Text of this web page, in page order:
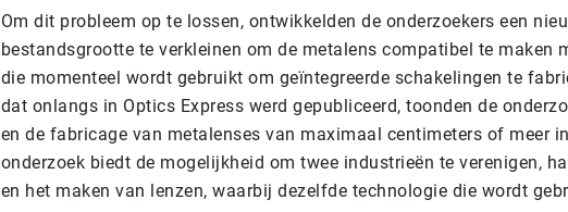
Om dit probleem op te lossen, ontwikkelden de onderzoekers een
bestandsgrootte te verkleinen om de metalens compatibel te maken
die momenteel wordt gebruikt om geïntegreerde schakelingen te
dat onlangs in Optics Express werd gepubliceerd, toonden de
en de fabricage van metalenses van maximaal centimeters of meer
onderzoek biedt de mogelijkheid om twee industrieën te verenigen,
en het maken van lenzen, waarbij dezelfde technologie die wordt